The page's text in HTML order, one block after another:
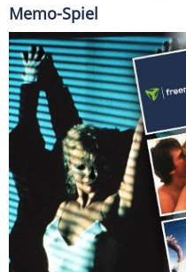
Memo-Spiel